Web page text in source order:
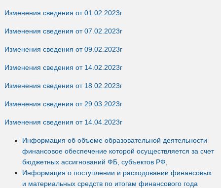
Изменения сведения от 01.02.2023г
Изменения сведения от 07.02.2023г
Изменения сведения от 09.02.2023г
Изменения сведения от 14.02.2023г
Изменения сведения от 18.02.2023г
Изменения сведения от 29.03.2023г
Изменения сведения от 14.04.2023г
Информация об объеме образовательной деятельности
финансовое обеспечение которой осуществляется за счет
бюджетных ассигнований ФБ, субъектов РФ
Информация о поступлении и расходовании финансовых
и материальных средств по итогам финансового года